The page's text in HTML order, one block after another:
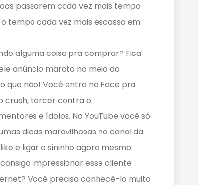
passarem cada vez mais tempo
tempo cada vez mais escasso em
alguma coisa pra comprar? Fica
anúncio maroto no meio do
que não! Você entra no Face pra
crush, torcer contra o
e ídolos. No YouTube você só
dicas maravilhosas no canal da
e ligar o sininho agora mesmo.
impressionar esse cliente
Você precisa conhecê-lo muito